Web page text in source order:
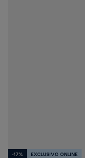
-17% EXCLUSIVO ONLINE